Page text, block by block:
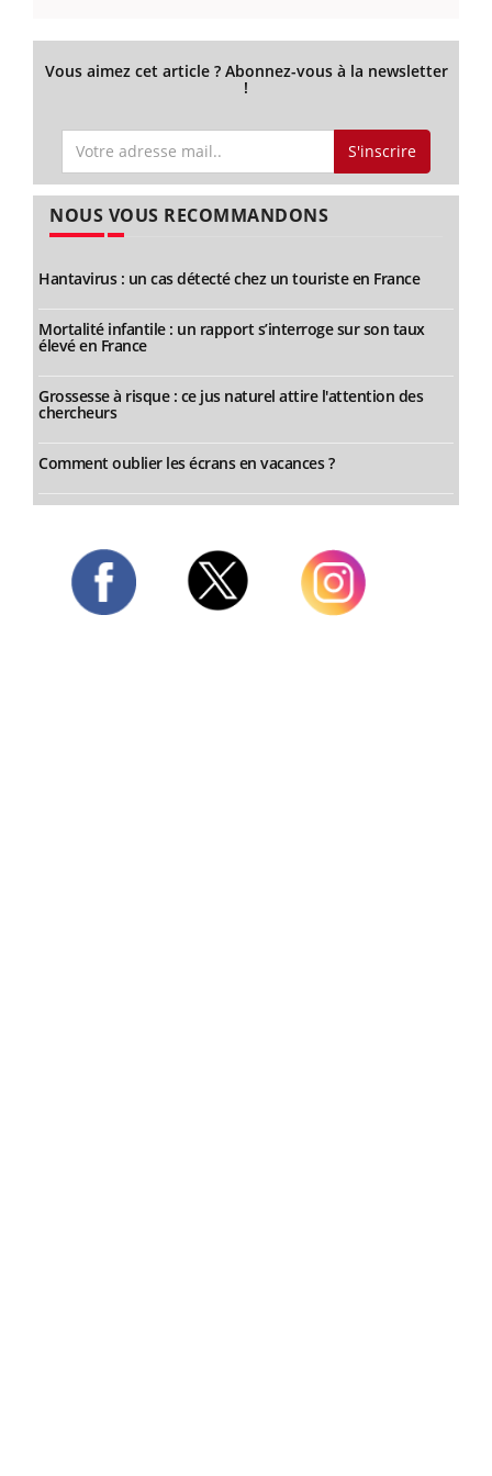
Vous aimez cet article ? Abonnez-vous à la newsletter
!
S'inscrire
NOUS VOUS RECOMMANDONS
Hantavirus : un cas détecté chez un touriste en France
Mortalité infantile : un rapport s’interroge sur son taux
élevé en France
Grossesse à risque : ce jus naturel attire l'attention des
chercheurs
Comment oublier les écrans en vacances ?